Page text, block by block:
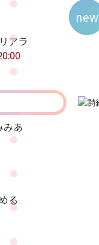
アラ
new
みあ
る